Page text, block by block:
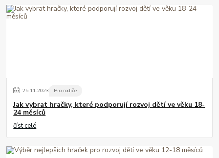
25.11.2023 Pro rodiče
Jak vybrat hračky, které podporují rozvoj dětí ve věku 18-
24 měsíců
číst celé